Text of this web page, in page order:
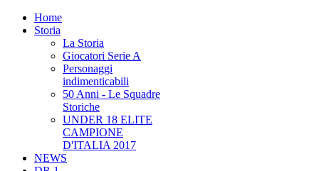
Home
Storia
La Storia
Giocatori Serie A
Personaggi
indimenticabili
50 Anni - Le Squadre
Storiche
UNDER 18 ELITE
CAMPIONE
D'ITALIA 2017
NEWS